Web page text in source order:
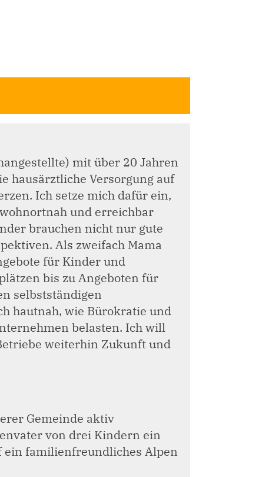
mit über 20 Jahren
hausärztliche Versorgung auf
Ich setze mich dafür ein,
und erreichbar
brauchen nicht nur gute
Als zweifach Mama
für Kinder und
bis zu Angeboten für
selbstständigen
hautnah, wie Bürokratie und
belasten. Ich will
weiterhin Zukunft und
Gemeinde aktiv
von drei Kindern ein
ein familienfreundliches Alpen